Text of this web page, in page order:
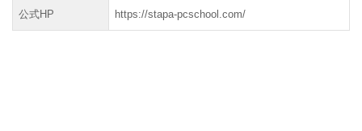
公式HP https://stapa-pcschool.com/